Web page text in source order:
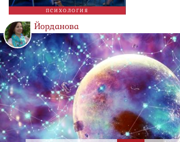
ПСИХОЛОГИЯ
Йорданова